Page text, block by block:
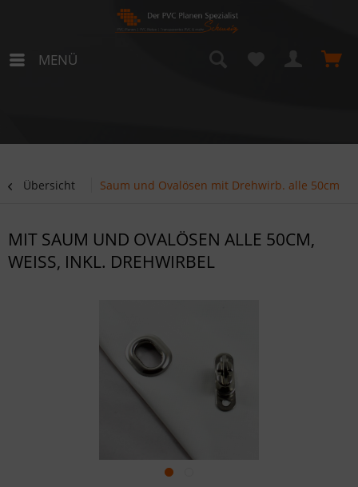
MENÜ
Übersicht Saum und Ovalösen mit Drehwirb. alle 50cm
MIT SAUM UND OVALÖSEN ALLE 50CM,
WEISS, INKL. DREHWIRBEL